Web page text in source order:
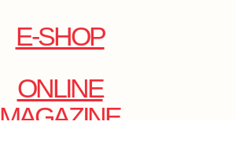
E-SHOP
ONLINE
MAGAZINE